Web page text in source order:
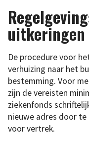
uitkeringen
De procedure voor
verhuizing naar het
bestemming. Voor
zijn de vereisten
ziekenfonds
nieuwe adres door
voor vertrek.